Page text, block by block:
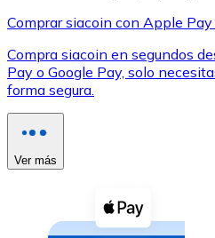
XRP
XRP
Ver todo
Compra criptomonedas
Comprar siacoin con Apple
Compra siacoin en segundos
Pay o Google Pay, solo
forma segura.
Ver más